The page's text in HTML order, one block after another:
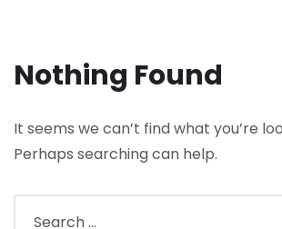
Nothing Found
It seems we can’t find what you’re
Perhaps searching can help.